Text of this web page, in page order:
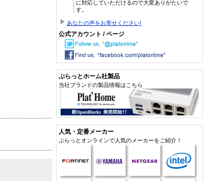
に対応していただけるので大変ありがたいで
す。
あなたの声をお寄せください!
公式アカウント / ページ
ぷらっとホーム社製品
当社ブランドの製品情報はこちら
人気・定番メーカー
ぷらっとオンラインで人気のメーカーをご紹介！